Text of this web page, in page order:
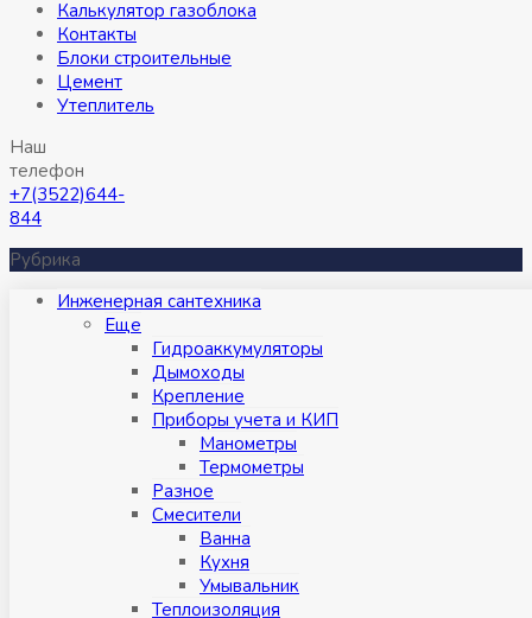
Калькулятор газоблока
Контакты
Блоки строительные
Цемент
Утеплитель
Наш
телефон
+7(3522)644-
844
Рубрика
Инженерная сантехника
Eще
Гидроаккумуляторы
Дымоходы
Крепление
Приборы учета и КИП
Манометры
Термометры
Разное
Смесители
Ванна
Кухня
Умывальник
Теплоизоляция